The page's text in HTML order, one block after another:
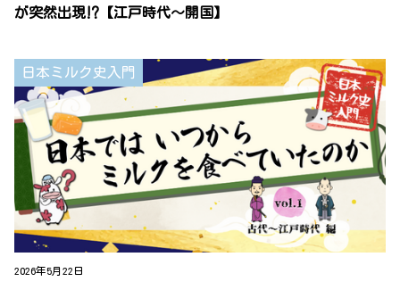
が突然出現⁉【江戸時代～開国】
日本ミルク史入門
2026年5月22日